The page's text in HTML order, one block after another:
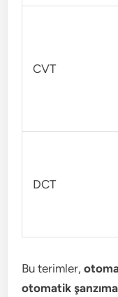
CVT
DCT
Bu terimler,
otomatik